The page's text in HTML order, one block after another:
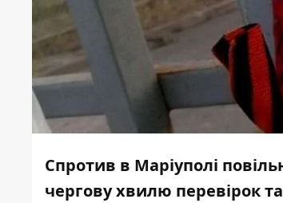
Спротив в Маріуполі
чергову хвилю перевірок та